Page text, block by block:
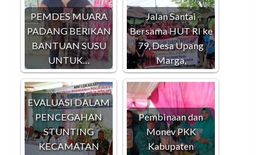
PEMDES MUARA
PADANG BERIKAN
BANTUAN SUSU
UNTUK…
Jalan Santai
Bersama HUT RI ke
79, Desa Upang
Marga,
EVALUASI DALAM
PENCEGAHAN
STUNTING
KECAMATAN
Pembinaan dan
Monev PKK
Kabupaten